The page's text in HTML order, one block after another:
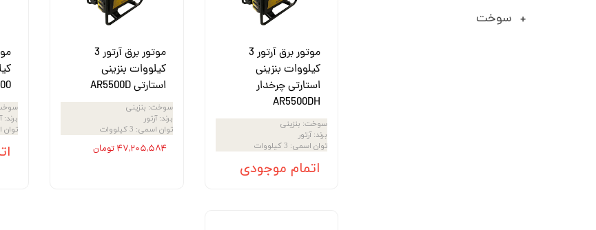
کارواش
موتور پمپ
سمپاش
اینورتر جوش
سوخت
موتور برق آرتور 3
کیلووات بنزینی
استارتی چرخدار
AR5500DH
سوخت: بنزینی
برند:آرتور
توان اسمی: 3 کیلووات
اتمام موجودی
موتور برق آرتور 3
کیلووات بنزینی
استارتی AR5500D
سوخت: بنزینی
برند:آرتور
توان اسمی: 3 کیلووات
۴۷,۲۰۵,۵۸۴ تومان
برند: